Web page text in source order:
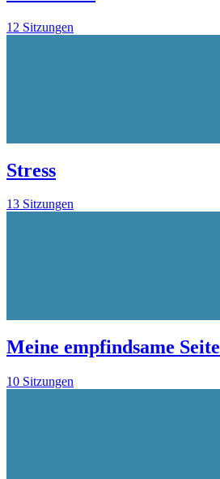
12 Sitzungen
Stress
13 Sitzungen
Meine empfindsame Seite
10 Sitzungen